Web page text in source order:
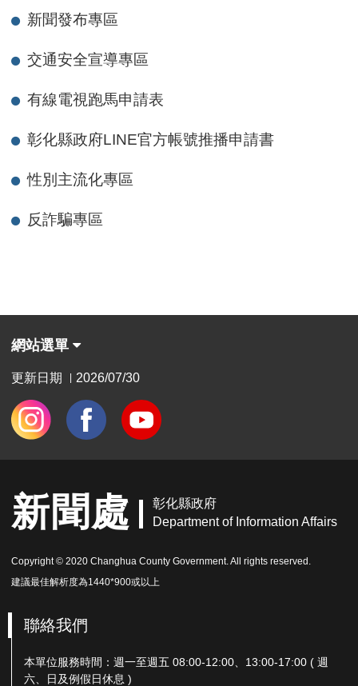
新聞發布專區
交通安全宣導專區
有線電視跑馬申請表
彰化縣政府LINE官方帳號推播申請書
性別主流化專區
反詐騙專區
網站選單
更新日期 2026/07/30
新聞處
彰化縣政府
Department of Information Affairs
Copyright © 2020 Changhua County Government. All rights reserved.
建議最佳解析度為1440*900或以上
聯絡我們
本單位服務時間：週一至週五 08:00-12:00、13:00-17:00 ( 週
六、日及例假日休息 )